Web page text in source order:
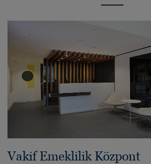
Vakif Emeklilik Központ